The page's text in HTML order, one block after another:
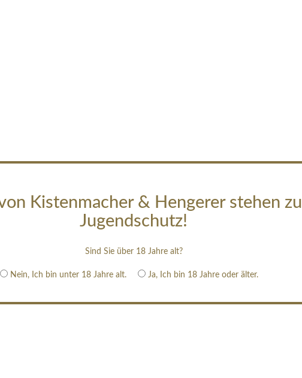
Kistenmacher & Hengerer stehen zu
Jugendschutz!
Sind Sie über 18 Jahre alt?
Nein, Ich bin unter 18 Jahre alt. Ja, Ich bin 18 Jahre oder älter.